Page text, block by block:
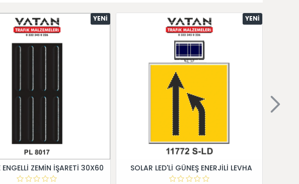
YENI
ENGELLİ ZEMİN İŞARETİ 30X60
YENI
SOLAR LED'Lİ GÜNEŞ ENERJİLİ LEVHA